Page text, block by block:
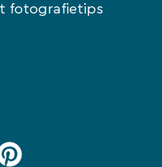
fotografietips